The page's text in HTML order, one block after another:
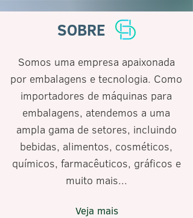
SOBRE
Somos uma empresa apaixonada
por embalagens e tecnologia. Como
importadores de máquinas para
embalagens, atendemos a uma
ampla gama de setores, incluindo
bebidas, alimentos, cosméticos,
químicos, farmacêuticos, gráficos e
muito mais...
Veja mais